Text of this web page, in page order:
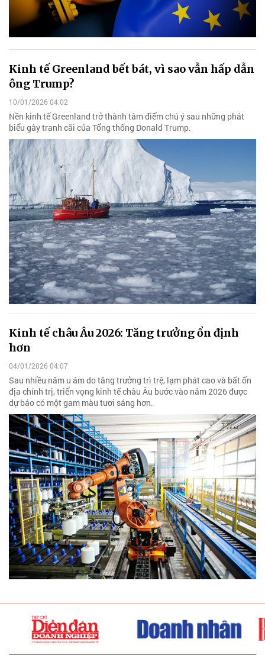
Kinh tế Greenland bết bát, vì sao vẫn hấp dẫn
ông Trump?
10/01/2026 04:02
Nền kinh tế Greenland trở thành tâm điểm chú ý sau những phát
biểu gây tranh cãi của Tổng thống Donald Trump.
Kinh tế châu Âu 2026: Tăng trưởng ổn định
hơn
04/01/2026 04:07
Sau nhiều năm u ám do tăng trưởng trì trệ, lạm phát cao và bất ổn
địa chính trị, triển vọng kinh tế châu Âu bước vào năm 2026 được
dự báo có một gam màu tươi sáng hơn.